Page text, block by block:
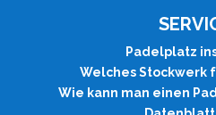
Padelplatz
Welches Stockwerk
Wie kann man einen